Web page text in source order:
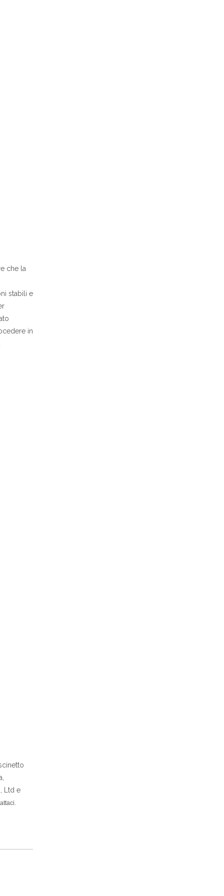
che la
stabili e
in
Ltd e